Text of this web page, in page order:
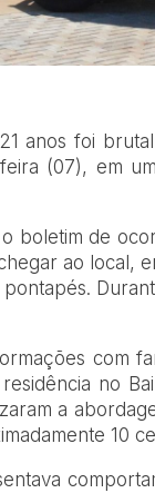
anos foi
(07), em
boletim de
ao local,
com
no
a
10